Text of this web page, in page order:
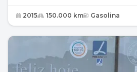
2015 150.000 km Gasolina